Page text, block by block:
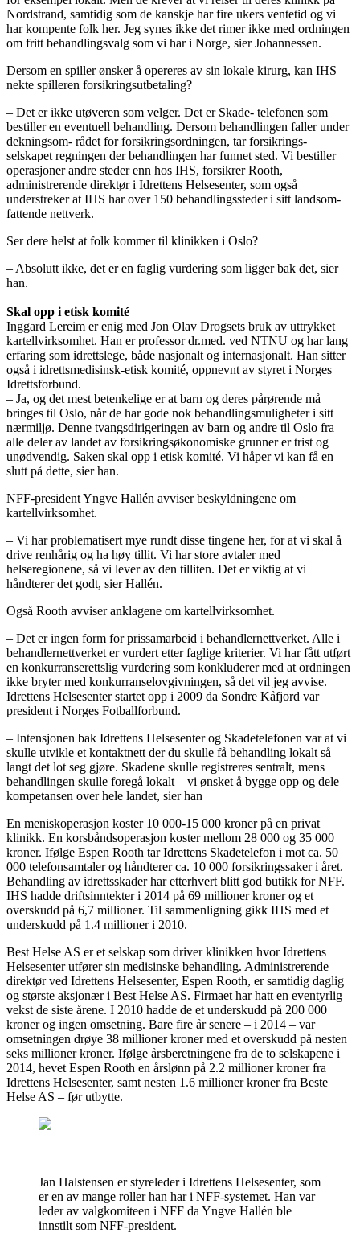
Nordstrand, samtidig som de kanskje har fire ukers ventetid og vi
har kompente folk her. Jeg synes ikke det rimer ikke med ordningen
om fritt behandlingsvalg som vi har i Norge, sier Johannessen.
Dersom en spiller ønsker å opereres av sin lokale kirurg, kan IHS
nekte spilleren forsikringsutbetaling?
– Det er ikke utøveren som velger. Det er Skade- telefonen som
bestiller en eventuell behandling. Dersom behandlingen faller under
dekningsom- rådet for forsikringsordningen, tar forsikrings-
selskapet regningen der behandlingen har funnet sted. Vi bestiller
operasjoner andre steder enn hos IHS, forsikrer Rooth,
administrerende direktør i Idrettens Helsesenter, som også
understreker at IHS har over 150 behandlingssteder i sitt landsom-
fattende nettverk.
Ser dere helst at folk kommer til klinikken i Oslo?
– Absolutt ikke, det er en faglig vurdering som ligger bak det, sier
han.
Skal opp i etisk komité
Inggard Lereim er enig med Jon Olav Drogsets bruk av uttrykket
kartellvirksomhet. Han er professor dr.med. ved NTNU og har lang
erfaring som idrettslege, både nasjonalt og internasjonalt. Han sitter
også i idrettsmedisinsk-etisk komité, oppnevnt av styret i Norges
Idrettsforbund.
– Ja, og det mest betenkelige er at barn og deres pårørende må
bringes til Oslo, når de har gode nok behandlingsmuligheter i sitt
nærmiljø. Denne tvangsdirigeringen av barn og andre til Oslo fra
alle deler av landet av forsikringsøkonomiske grunner er trist og
unødvendig. Saken skal opp i etisk komité. Vi håper vi kan få en
slutt på dette, sier han.
NFF-president Yngve Hallén avviser beskyldningene om
kartellvirksomhet.
– Vi har problematisert mye rundt disse tingene her, for at vi skal å
drive renhårig og ha høy tillit. Vi har store avtaler med
helseregionene, så vi lever av den tilliten. Det er viktig at vi
håndterer det godt, sier Hallén.
Også Rooth avviser anklagene om kartellvirksomhet.
– Det er ingen form for prissamarbeid i behandlernettverket. Alle i
behandlernettverket er vurdert etter faglige kriterier. Vi har fått utført
en konkurranserettslig vurdering som konkluderer med at ordningen
ikke bryter med konkurranselovgivningen, så det vil jeg avvise.
Idrettens Helsesenter startet opp i 2009 da Sondre Kåfjord var
president i Norges Fotballforbund.
– Intensjonen bak Idrettens Helsesenter og Skadetelefonen var at vi
skulle utvikle et kontaktnett der du skulle få behandling lokalt så
langt det lot seg gjøre. Skadene skulle registreres sentralt, mens
behandlingen skulle foregå lokalt – vi ønsket å bygge opp og dele
kompetansen over hele landet, sier han
En meniskoperasjon koster 10 000-15 000 kroner på en privat
klinikk. En korsbåndsoperasjon koster mellom 28 000 og 35 000
kroner. Ifølge Espen Rooth tar Idrettens Skadetelefon i mot ca. 50
000 telefonsamtaler og håndterer ca. 10 000 forsikringssaker i året.
Behandling av idrettsskader har etterhvert blitt god butikk for NFF.
IHS hadde driftsinntekter i 2014 på 69 millioner kroner og et
overskudd på 6,7 millioner. Til sammenligning gikk IHS med et
underskudd på 1.4 millioner i 2010.
Best Helse AS er et selskap som driver klinikken hvor Idrettens
Helsesenter utfører sin medisinske behandling. Administrerende
direktør ved Idrettens Helsesenter, Espen Rooth, er samtidig daglig
og største aksjonær i Best Helse AS. Firmaet har hatt en eventyrlig
vekst de siste årene. I 2010 hadde de et underskudd på 200 000
kroner og ingen omsetning. Bare fire år senere – i 2014 – var
omsetningen drøye 38 millioner kroner med et overskudd på nesten
seks millioner kroner. Ifølge årsberetningene fra de to selskapene i
2014, hevet Espen Rooth en årslønn på 2.2 millioner kroner fra
Idrettens Helsesenter, samt nesten 1.6 millioner kroner fra Beste
Helse AS – før utbytte.
Jan Halstensen er styreleder i Idrettens Helsesenter, som
er en av mange roller han har i NFF-systemet. Han var
leder av valgkomiteen i NFF da Yngve Hallén ble
innstilt som NFF-president.